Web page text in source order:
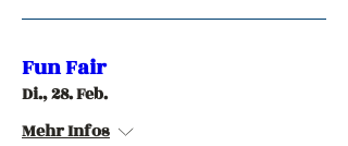
Fun Fair
Di., 28. Feb.
Mehr Infos